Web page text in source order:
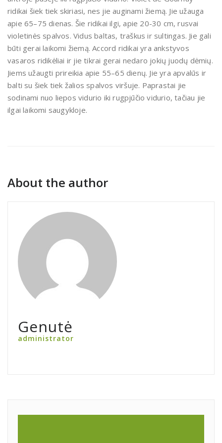
ridikai šiek tiek skiriasi, nes jie auginami žiemą. Jie užauga
apie 65–75 dienas. Šie ridikai ilgi, apie 20-30 cm, rusvai
violetinės spalvos. Vidus baltas, traškus ir sultingas. Jie gali
būti gerai laikomi žiemą. Accord ridikai yra ankstyvos
vasaros ridikėliai ir jie tikrai gerai nedaro jokių juodų dėmių.
Jiems užaugti prireikia apie 55–65 dienų. Jie yra apvalūs ir
balti su šiek tiek žalios spalvos viršuje. Paprastai jie
sodinami nuo liepos vidurio iki rugpjūčio vidurio, tačiau jie
ilgai laikomi saugykloje.
About the author
Genutė
administrator